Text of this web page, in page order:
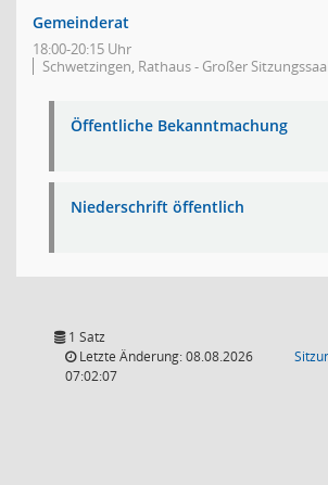
Gemeinderat
18:00-20:15 Uhr
Schwetzingen, Rathaus - Großer Sitzungssaal
Öffentliche Bekanntmachung
Niederschrift öffentlich
1 Satz
Letzte Änderung: 08.08.2026
07:02:07